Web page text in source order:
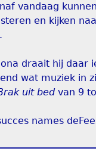
vandaag
en kijken
draait hij daar
wat muziek in
uit bedvan 9
names